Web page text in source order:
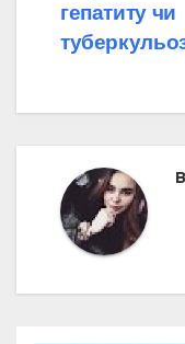
гепатиту чи